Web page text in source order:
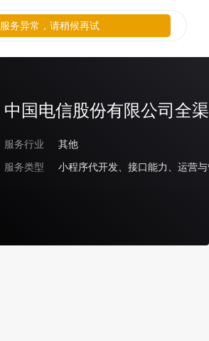
中国电信股份有限公司全
服务行业
其他
服务类型
小程序代开发、接口能力、运营
服务异常，请稍候再试